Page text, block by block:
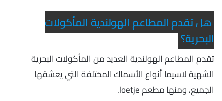
هل تقدم المطاعم الهولندية المأكولات
البحرية؟
تقدم المطاعم الهولندية العديد من المأكولات البحرية
الشهية لاسيما أنواع الأسماك المختلفة التي يعشقها
الجميع، ومنها مطعم loetje.